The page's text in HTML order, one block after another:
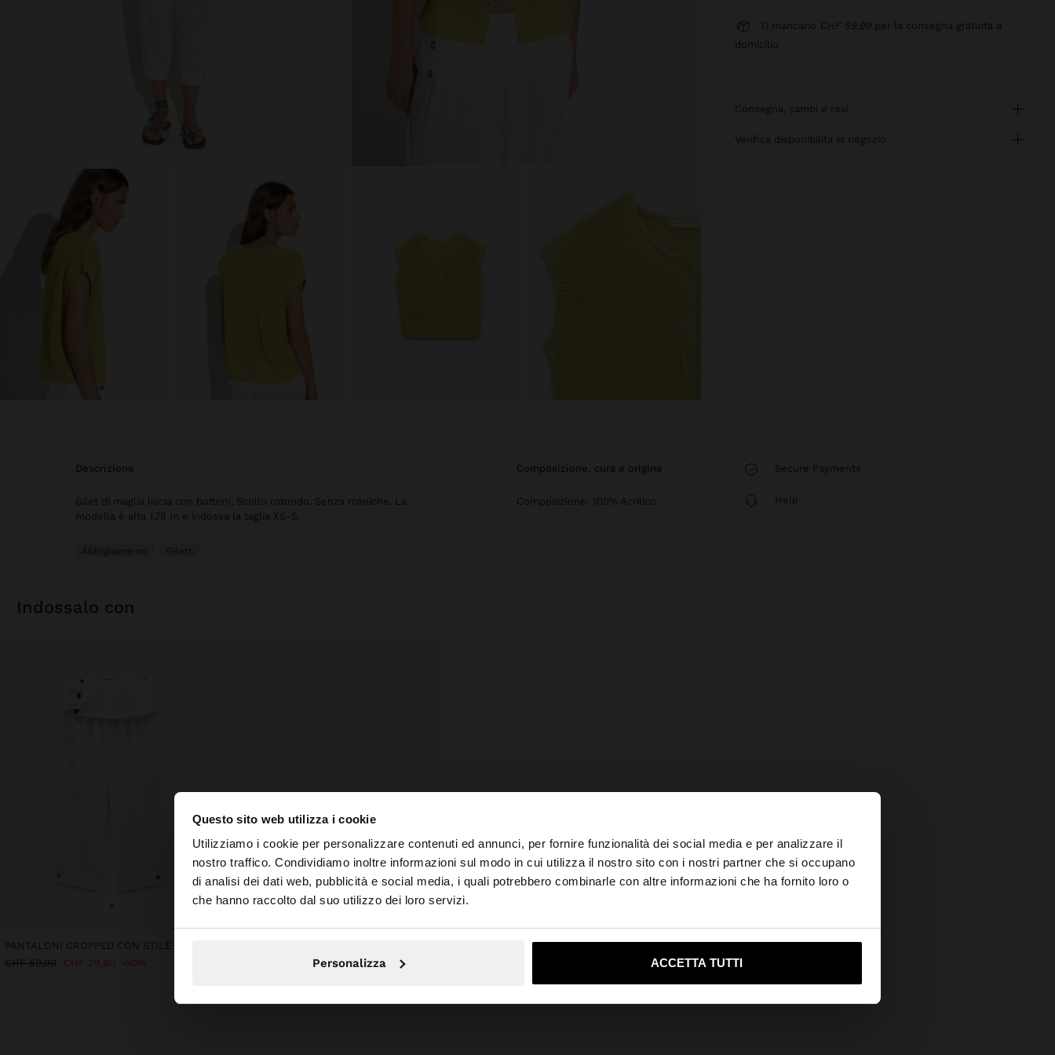
Questo sito web utilizza i cookie
Utilizziamo i cookie per personalizzare contenuti ed annunci, per fornire funzionalità dei social media e per analizzare il
nostro traffico. Condividiamo inoltre informazioni sul modo in cui utilizza il nostro sito con i nostri partner che si occupano
di analisi dei dati web, pubblicità e social media, i quali potrebbero combinarle con altre informazioni che ha fornito loro o
che hanno raccolto dal suo utilizzo dei loro servizi.
Personalizza ACCETTA TUTTI
ciao ×
Stai accedendo al sito da Svizzera. Vuoi navigare sul nostro sito United States?
No, resta in Svizzera Sì, portami su United States
Ti mancano CHF 59,99 per la consegna gratuita a
domicilio
consegna, cambi e resi
verifica disponibilità in negozio
descrizione
Gilet di maglia liscia con bottoni. Scollo rotondo. Senza maniche. La
modella è alta 1,78 m e indossa la taglia XS-S.
Abbigliamento Gilets
composizione, cura e origine
Composizione: 100% Acrilico
Secure Payments
Help
indossalo con
+
CHF 59,90 CHF 29,90 50%
+